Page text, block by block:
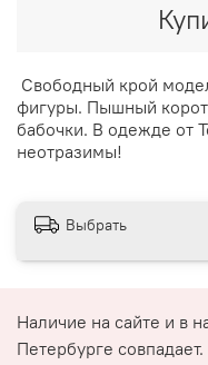
Свободный крой
фигуры. Пышный
бабочки. В одежде от
неотразимы!
Выбрать
Наличие на сайте и в
Петербурге совпадает.